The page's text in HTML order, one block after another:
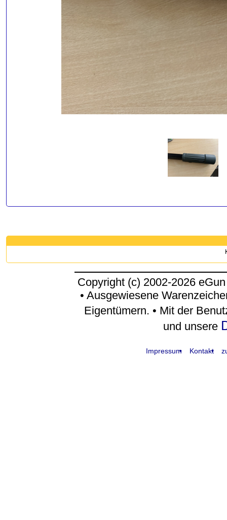
Copyright (c) 2002-2026
• Ausgewiesene
Eigentümern. • Mit der
und unsere
Impressum Kontakt